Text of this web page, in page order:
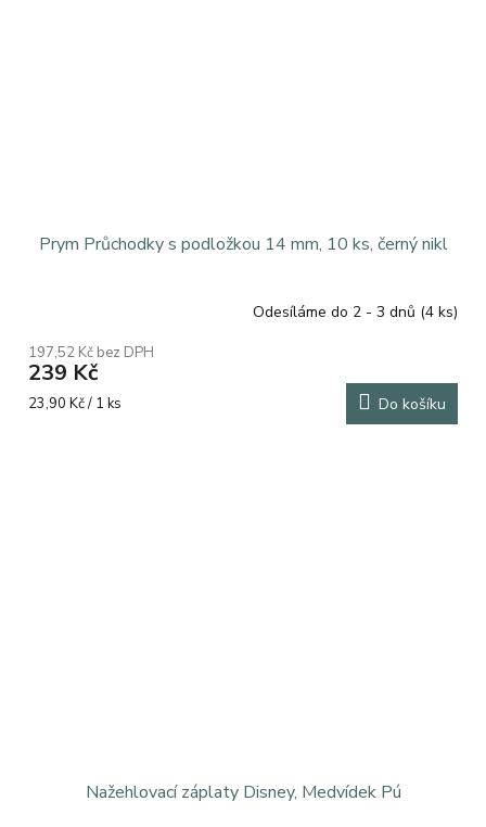
Prym Průchodky s podložkou 14 mm, 10 ks, černý nikl
Odesíláme do 2 - 3 dnů (4 ks)
197,52 Kč bez DPH
239 Kč
Měrná
23,90 Kč / 1 ks Do košíku
Nažehlovací záplaty Disney, Medvídek Pú